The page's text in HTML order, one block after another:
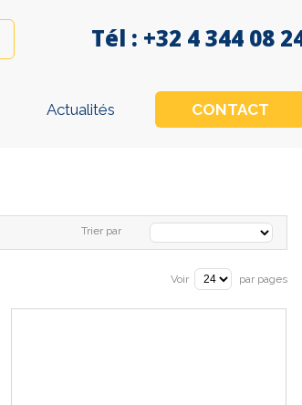
Tél : +32 4 344 08
Actualités CONTACT
Trier par
Voir par pages